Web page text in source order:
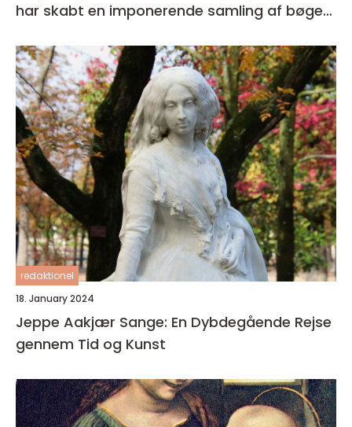
har skabt en imponerende samling af bøger i
redaktionel
18. January 2024
Jeppe Aakjær Sange: En Dybdegående Rejse
gennem Tid og Kunst